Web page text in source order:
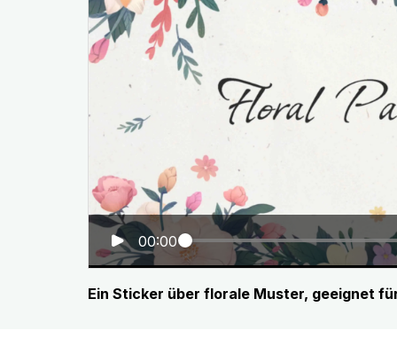
00:00
Ein Sticker über florale Muster, geeignet